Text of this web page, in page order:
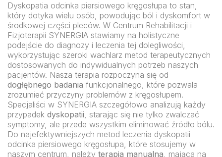
Dyskopatia odcinka piersiowego kręgosłupa to stan,
który dotyka wielu osób, powodując ból i dyskomfort w
środkowej części pleców. W Centrum Rehabilitacji i
Fizjoterapii SYNERGIA stawiamy na holistyczne
podejście do diagnozy i leczenia tej dolegliwości,
wykorzystując szeroki wachlarz metod terapeutycznych
dostosowanych do indywidualnych potrzeb naszych
pacjentów. Nasza terapia rozpoczyna się od
dogłębnego badania funkcjonalnego, które pozwala
zrozumieć przyczyny problemów z kręgosłupem.
Specjaliści w SYNERGIA szczegółowo analizują każdy
przypadek dyskopatii, starając się nie tylko zwalczać
symptomy, ale przede wszystkim eliminować źródło bólu.
Do najefektywniejszych metod leczenia dyskopatii
odcinka piersiowego kręgosłupa, które stosujemy w
naszym centrum, należy terapia manualna, mająca na